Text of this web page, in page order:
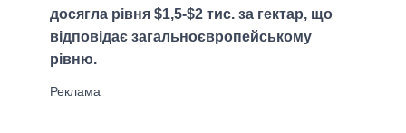
досягла рівня $1,5-$2 тис. за гектар, що
відповідає загальноєвропейському
рівню.